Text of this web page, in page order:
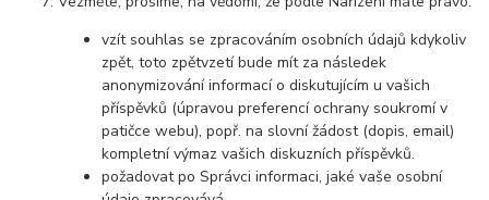
vzít souhlas se zpracováním osobních údajů kdykoliv
zpět, toto zpětvzetí bude mít za následek
anonymizování informací o diskutujícím u vašich
příspěvků (úpravou preferencí ochrany soukromí v
patičce webu), popř. na slovní žádost (dopis, email)
kompletní výmaz vašich diskuzních příspěvků.
požadovat po Správci informaci, jaké vaše osobní